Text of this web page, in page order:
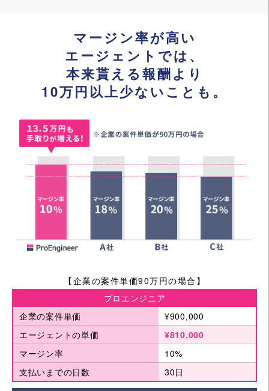
マージン率が高い
エージェントでは、
本来貰える報酬より
10万円以上少ないことも。
【企業の案件単価90万円の場合】
プロエンジニア
企業の案件単価
¥900,000
エージェントの単価
¥810,000
マージン率
10%
支払いまでの日数
30日